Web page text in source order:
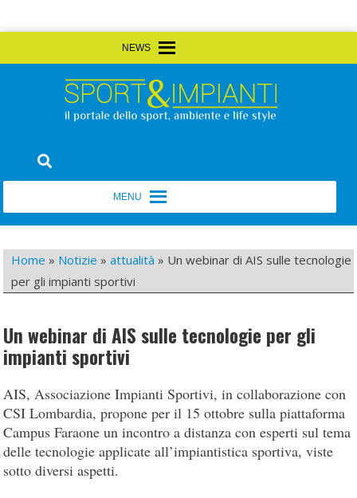
to
Sport&Impianti
Home » Notizie »attualità » Un webinar di AIS sulle tecnologie
per gli impianti sportivi
Un webinar di AIS sulle tecnologie per gli
impianti sportivi
AIS, Associazione Impianti Sportivi, in collaborazione con
CSI Lombardia, propone per il 15 ottobre sulla piattaforma
Campus Faraone un incontro a distanza con esperti sul tema
delle tecnologie applicate all’impiantistica sportiva, viste
sotto diversi aspetti.